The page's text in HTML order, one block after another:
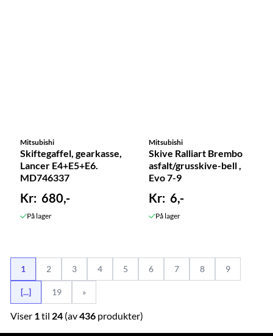
Mitsubishi
Skiftegaffel, gearkasse,
Lancer E4+E5+E6.
MD746337
680,-
På lager
Mitsubishi
Skive Ralliart Brembo
asfalt/grusskive-bell ,
Evo 7-9
6,-
På lager
1 2 3 4 5 6 7 8 9
[...] 19 »
Viser 1til 24(av436produkter)